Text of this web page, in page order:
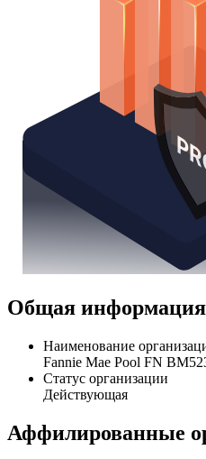
Общая информация
Наименование
Fannie Mae Pool FN
Статус организации
Действующая
Аффилированные